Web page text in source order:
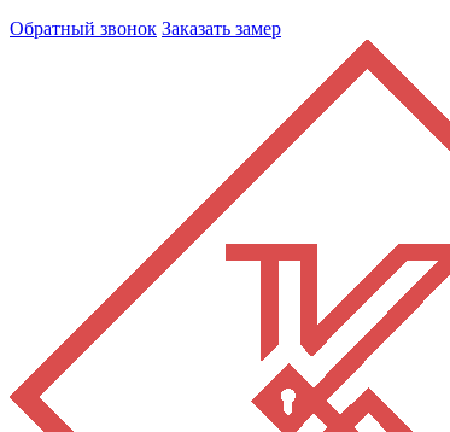
Обратный звонок Заказать замер